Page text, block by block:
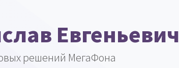
Евгеньевич
решений МегаФона